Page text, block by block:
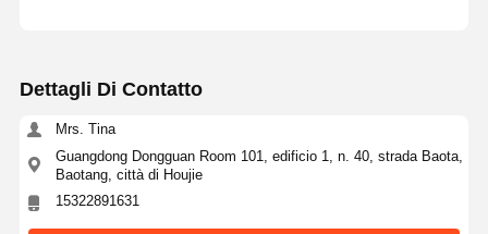
Dettagli Di Contatto
Mrs. Tina
Guangdong Dongguan Room 101, edificio 1, n. 40, strada Baota,
Baotang, città di Houjie
15322891631